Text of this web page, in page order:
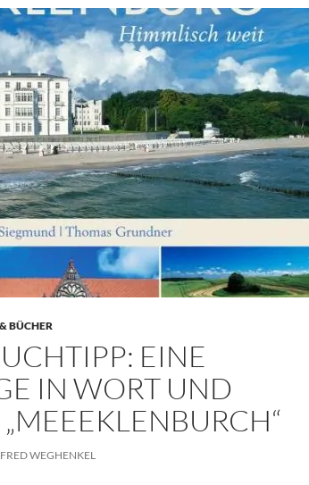
BÜCHER
EINE
IN WORT UND
WEGHENKEL